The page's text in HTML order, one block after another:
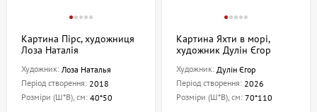
Картина Пірс, художниця
Лоза Наталія
Художник: Лоза Наталья
Період створення: 2018
Розміри (Ш*В), см: 40*50
Картина Яхти в морі,
художник Дулін Єгор
Художник: Дулін Єгор
Період створення: 2026
Розміри (Ш*В), см: 70*110